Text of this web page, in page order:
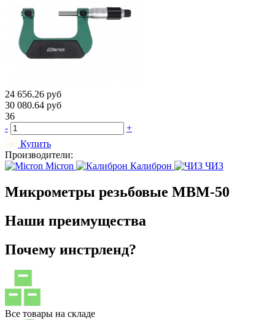
24 656.26 руб
30 080.64 руб
36
-
+
Купить
Производители:
Micron
Калиброн ЧИЗ
Микрометры резьбовые МВМ-50
Наши преимущества
Почему инстрленд?
Все товары на складе